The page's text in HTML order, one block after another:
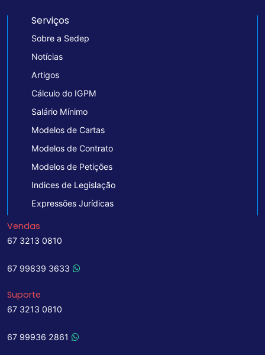
Serviços
Sobre a Sedep
Notícias
Artigos
Cálculo do IGPM
Salário Mínimo
Modelos de Cartas
Modelos de Contrato
Modelos de Petições
Indices de Legislação
Expressões Jurídicas
Vendas
67 3213 0810
67 99839 3633
Suporte
67 3213 0810
67 99936 2861